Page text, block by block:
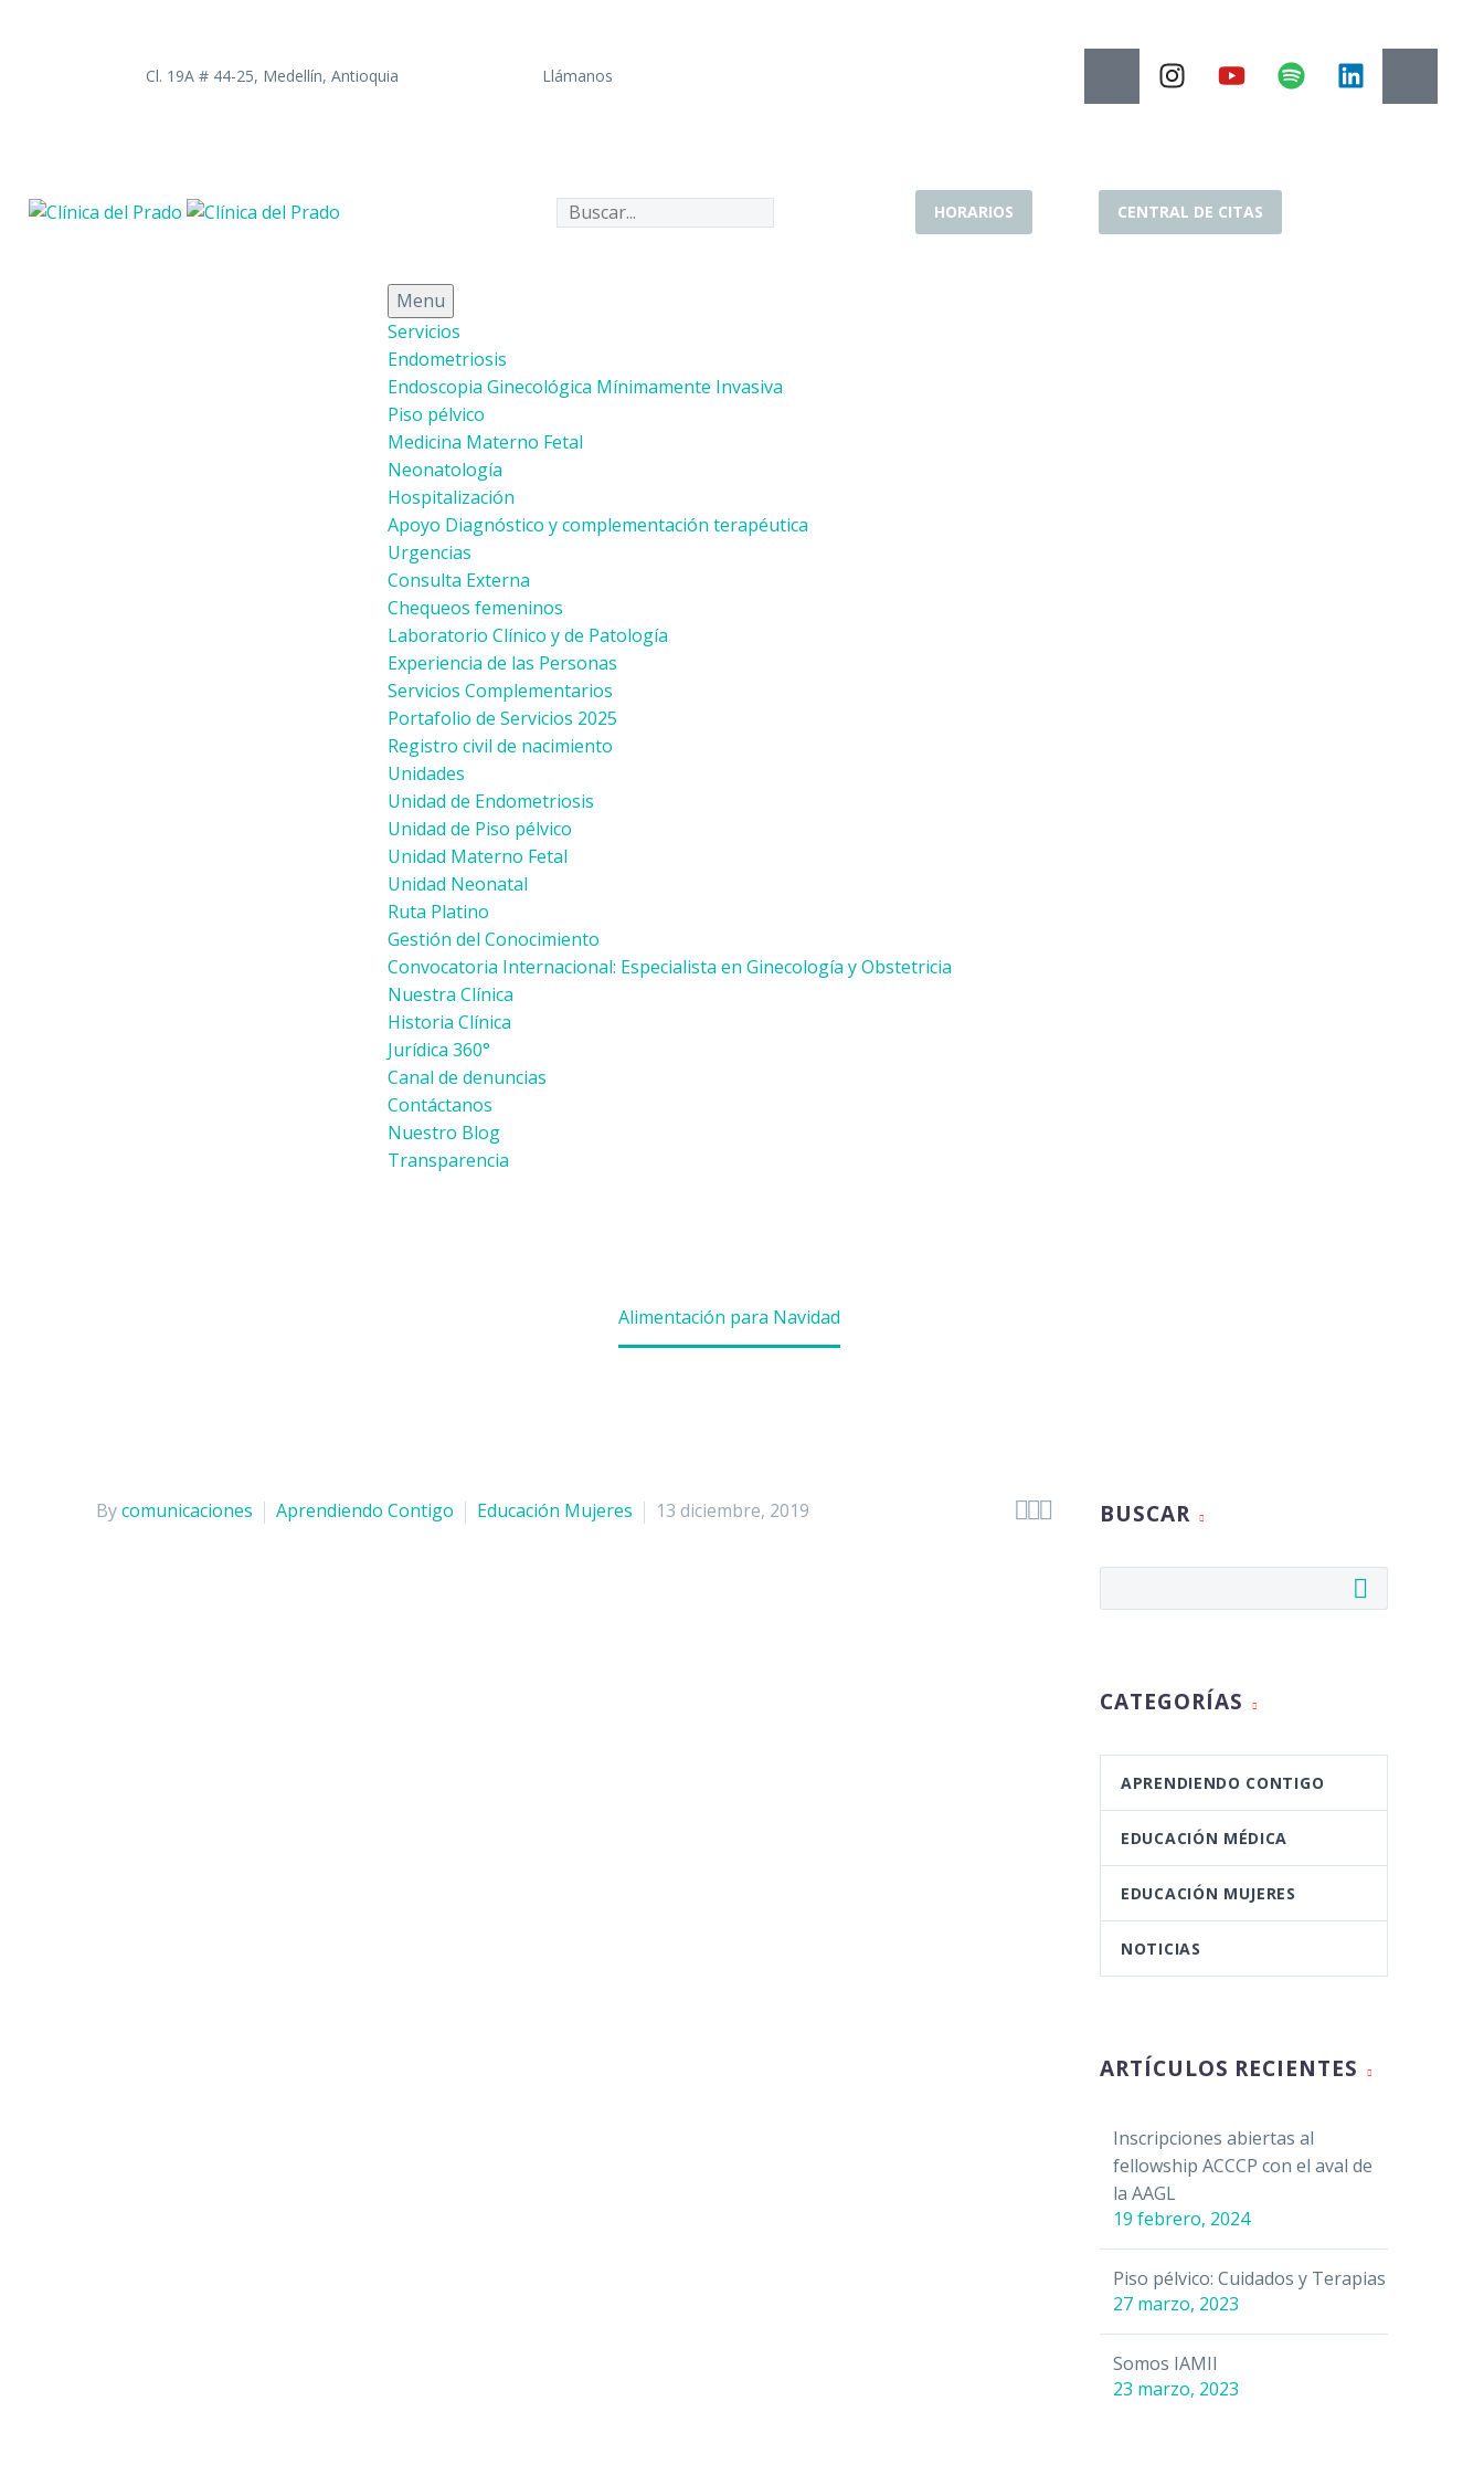
Cl. 19A # 44-25, Medellín, Antioquia Llámanos
HORARIOS CENTRAL DE CITAS
Menu
Servicios
Endometriosis
Endoscopia Ginecológica Mínimamente Invasiva
Piso pélvico
Medicina Materno Fetal
Neonatología
Hospitalización
Apoyo Diagnóstico y complementación terapéutica
Urgencias
Consulta Externa
Chequeos femeninos
Laboratorio Clínico y de Patología
Experiencia de las Personas
Servicios Complementarios
Portafolio de Servicios 2025
Registro civil de nacimiento
Unidades
Unidad de Endometriosis
Unidad de Piso pélvico
Unidad Materno Fetal
Unidad Neonatal
Ruta Platino
Gestión del Conocimiento
Convocatoria Internacional: Especialista en Ginecología y Obstetricia
Nuestra Clínica
Historia Clínica
Jurídica 360°
Canal de denuncias
Contáctanos
Nuestro Blog
Transparencia
ALIMENTACIÓN PARA NAVIDAD
Alimentación para Navidad

Bycomunicaciones Aprendiendo Contigo Educación Mujeres 13 diciembre, 2019 BUSCAR
CATEGORÍAS
APRENDIENDO CONTIGO
EDUCACIÓN MÉDICA
EDUCACIÓN MUJERES
NOTICIAS
ARTÍCULOS RECIENTES
Inscripciones abiertas al
fellowship ACCCP con el aval de
la AAGL
19 febrero, 2024
Piso pélvico: Cuidados y Terapias
27 marzo, 2023
Somos IAMII
23 marzo, 2023